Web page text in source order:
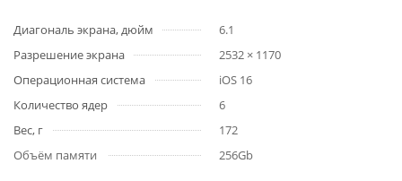
Диагональ экрана, дюйм
6.1
Разрешение экрана
2532 × 1170
Операционная система
iOS 16
Количество ядер
6
Вес, г
172
Объём памяти
256Gb